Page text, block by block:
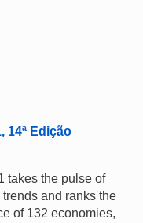
14ª Edição
takes the pulse of
and ranks the
of 132 economies,